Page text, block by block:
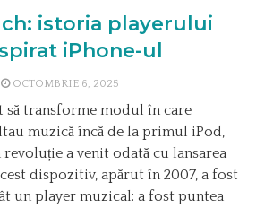
istoria playerului
iPhone-ul
OCTOMBRIE 6, 2025
să transforme modul în care
muzică încă de la primul iPod,
revoluție a venit odată cu lansarea
dispozitiv, apărut în 2007, a fost
un player muzical: a fost puntea